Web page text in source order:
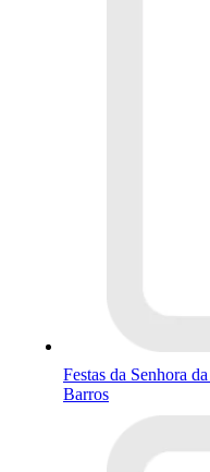
Festas da Senhora
Barros